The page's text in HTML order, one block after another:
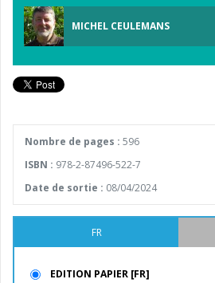
MICHEL CEULEMANS
Nombre de pages : 596
ISBN : 978-2-87496-522-7
Date de sortie : 08/04/2024
FR
EDITION PAPIER [FR]